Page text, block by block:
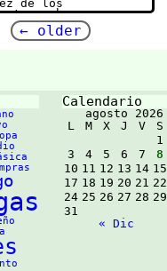
de los
web.
de los
web se
usando
que
incluyen
formal (y
legible por
El acto de
un documento
estas
se llama
y esto es lo
el
Validador de
validator.w3.org
← older
Calendario
agosto 2026
L
M X J V S
1
3
4 5 6 7 8
10 11 12 13 14 15
17 18 19 20 21 22
24 25 26 27 28 29
31
« Dic